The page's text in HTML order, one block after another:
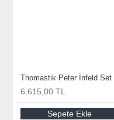
6.615,00 TL
Sepete Ekle